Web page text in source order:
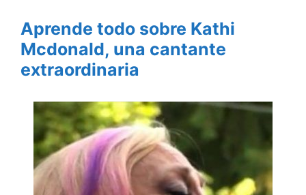
Aprende todo sobre Kathi
Mcdonald, una cantante
extraordinaria